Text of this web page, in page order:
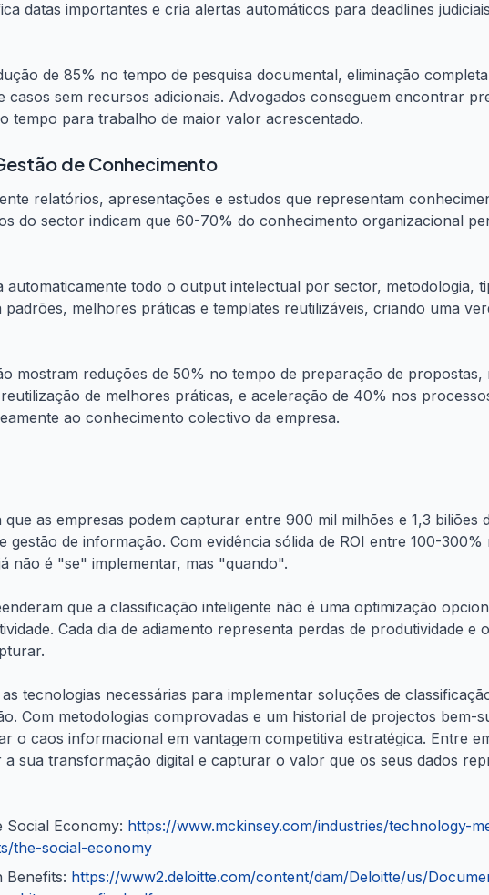
datas importantes e cria alertas automáticos para deadlines
de 85% no tempo de pesquisa documental, eliminação
casos sem recursos adicionais. Advogados conseguem encontrar
tempo para trabalho de maior valor acrescentado.
de Conhecimento
relatórios, apresentações e estudos que representam
do sector indicam que 60-70% do conhecimento organizacional
automaticamente todo o output intelectual por sector, metodologia,
padrões, melhores práticas e templates reutilizáveis, criando uma
mostram reduções de 50% no tempo de preparação de propostas,
de melhores práticas, e aceleração de 40% nos
ao conhecimento colectivo da empresa.
as empresas podem capturar entre 900 mil milhões e 1,3 biliões
gestão de informação. Com evidência sólida de ROI entre 100-
não é "se" implementar, mas "quando".
que a classificação inteligente não é uma optimização
Cada dia de adiamento representa perdas de produtividade e
tecnologias necessárias para implementar soluções de
Com metodologias comprovadas e um historial de projectos bem-
o caos informacional em vantagem competitiva estratégica. Entre
sua transformação digital e capturar o valor que os seus dados
Social Economy: https://www.mckinsey.com/industries/technology-
the-social-economy
Benefits: https://www2.deloitte.com/content/dam/Deloitte/us/